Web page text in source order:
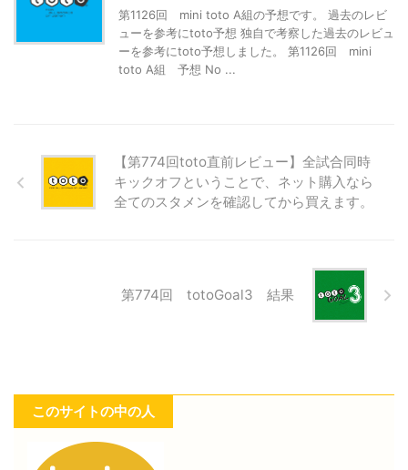
第1126回 mini toto A組の予想です。 過去のレビ
ューを参考にtoto予想 独自で考察した過去のレビュ
ーを参考にtoto予想しました。 第1126回 mini
toto A組 予想 No ...
【第774回toto直前レビュー】全試合同時
キックオフということで、ネット購入なら
全てのスタメンを確認してから買えます。
第774回 totoGoal3 結果
このサイトの中の人